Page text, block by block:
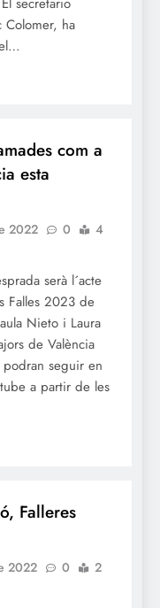
Colomer, ha
com a
esta
2022 0
4
serà l´acte
Falles 2023 de
Nieto i Laura
de València
seguir en
a partir de les
Falleres
2022 0
2